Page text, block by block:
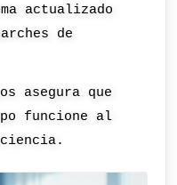
actualizado
de
asegura que
funcione al